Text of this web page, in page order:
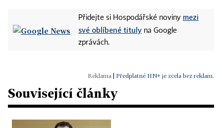
Přidejte si Hospodářské noviny mezi
své oblíbené tituly na Google
zprávách.
Předplatné HN+ je zcela bez reklam.
Související články